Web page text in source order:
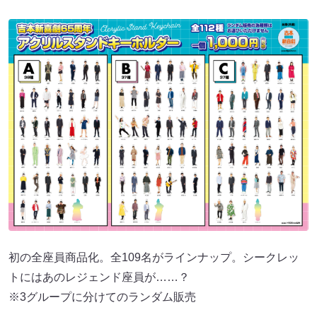
初の全座員商品化。全109名がラインナップ。シークレッ
トにはあのレジェンド座員が……？
※3グループに分けてのランダム販売